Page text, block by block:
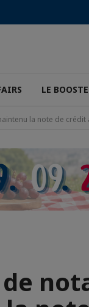
LE
la note de
de